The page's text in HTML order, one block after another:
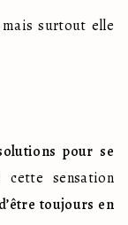
surtout elle
pour se
sensation
toujours en